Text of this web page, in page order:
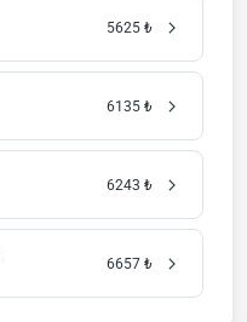
5625 ₺
6135 ₺
6243 ₺
6657 ₺